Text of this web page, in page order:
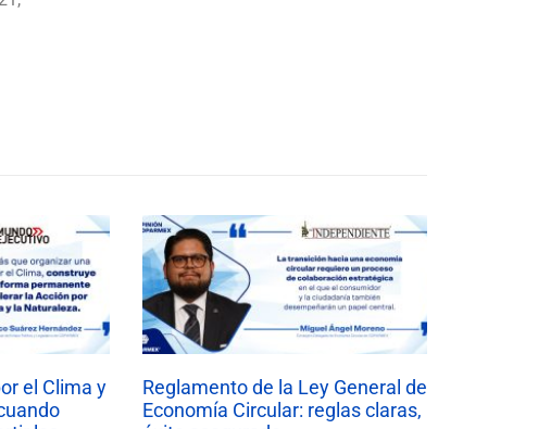
el Clima y
Reglamento de la Ley General de
Economía Circular: reglas claras,